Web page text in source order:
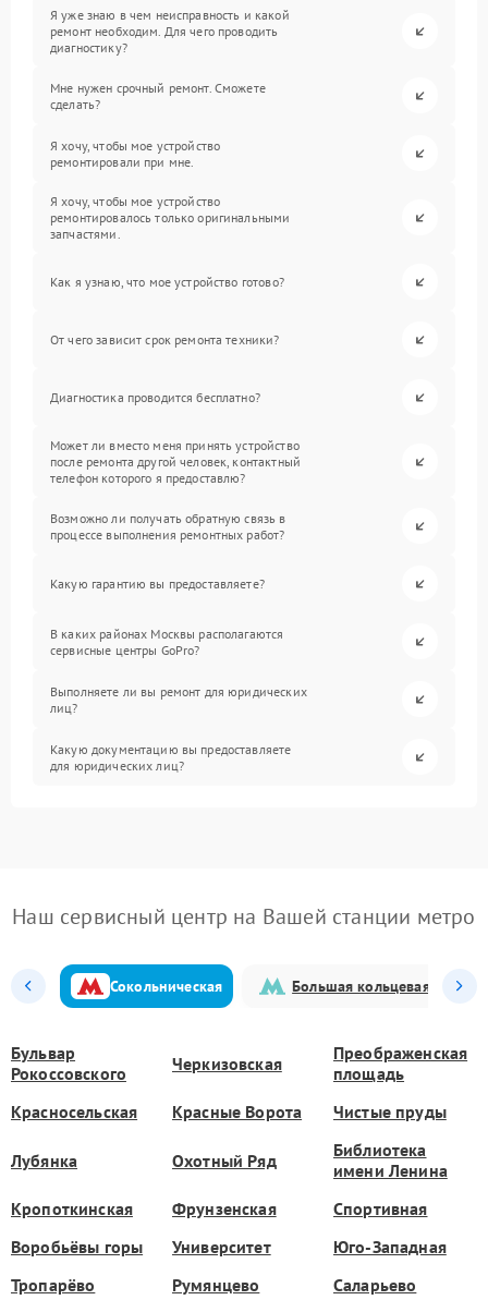
Я уже знаю в чем неисправность и какой
ремонт необходим. Для чего проводить
диагностику?
Мне нужен срочный ремонт. Сможете
сделать?
Я хочу, чтобы мое устройство
ремонтировали при мне.
Я хочу, чтобы мое устройство
ремонтировалось только оригинальными
запчастями.
Как я узнаю, что мое устройство готово?
От чего зависит срок ремонта техники?
Диагностика проводится бесплатно?
Может ли вместо меня принять устройство
после ремонта другой человек, контактный
телефон которого я предоставлю?
Возможно ли получать обратную связь в
процессе выполнения ремонтных работ?
Какую гарантию вы предоставляете?
В каких районах Москвы располагаются
сервисные центры GoPro?
Выполняете ли вы ремонт для юридических
лиц?
Какую документацию вы предоставляете
для юридических лиц?
Наш сервисный центр на Вашей станции метро
Сокольническая Большая кольцевая
Бульвар
Рокоссовского
Черкизовская
Преображенская
площадь
Красносельская
Красные Ворота Чистые пруды
Лубянка Охотный Ряд
Библиотека
имени Ленина
Кропоткинская
Фрунзенская
Спортивная
Воробьёвы горы
Университет
Юго-Западная
Тропарёво
Румянцево Саларьево